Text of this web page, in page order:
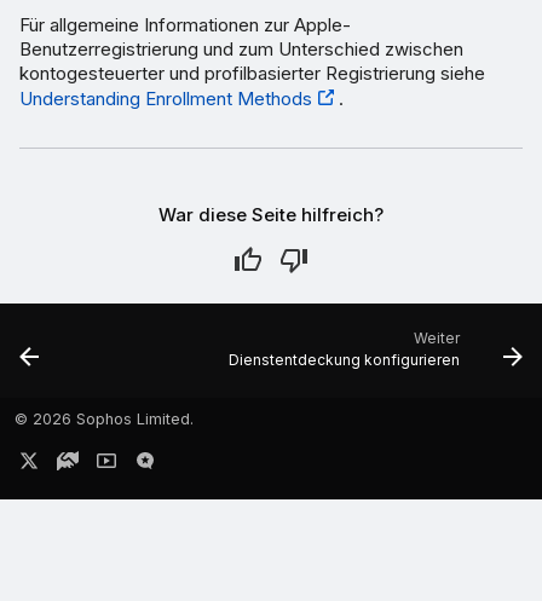
Für allgemeine Informationen zur Apple-
Benutzerregistrierung und zum Unterschied zwischen
kontogesteuerter und profilbasierter Registrierung siehe
Understanding Enrollment Methods
.
War diese Seite hilfreich?
Weiter
Dienstentdeckung konfigurieren
© 2026 Sophos Limited.